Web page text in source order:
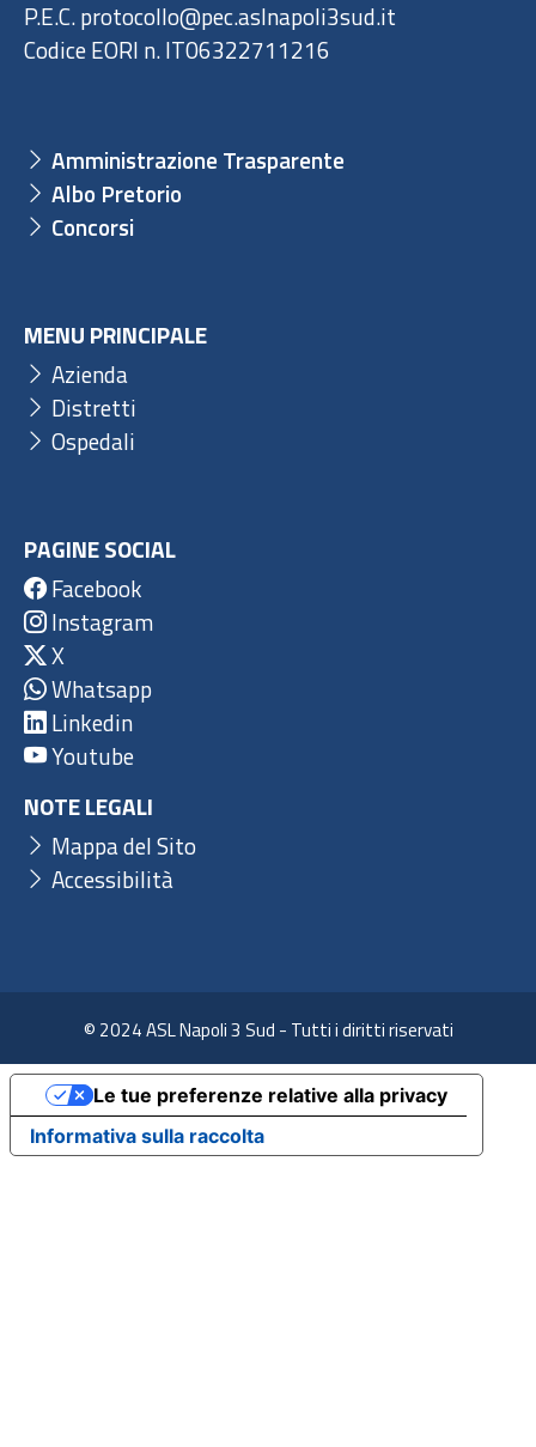
P.E.C. protocollo@pec.aslnapoli3sud.it
Codice EORI n. IT06322711216
Amministrazione Trasparente
Albo Pretorio
Concorsi
MENU PRINCIPALE
Azienda
Distretti
Ospedali
PAGINE SOCIAL
Facebook
Instagram
X
Whatsapp
Linkedin
Youtube
NOTE LEGALI
Mappa del Sito
Accessibilità
© 2024 ASL Napoli 3 Sud - Tutti i diritti riservati
Informativa sulla raccolta
Le tue preferenze relative alla privacy